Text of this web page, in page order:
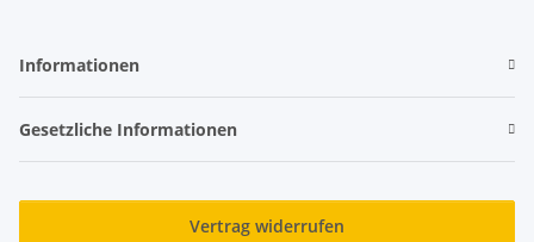
Informationen
Gesetzliche Informationen
Vertrag widerrufen